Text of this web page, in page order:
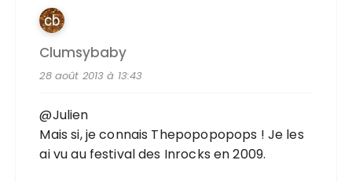
Clumsybaby
28 août 2013 à 13:43
@Julien
Mais si, je connais Thepopopopops ! Je les
ai vu au festival des Inrocks en 2009.